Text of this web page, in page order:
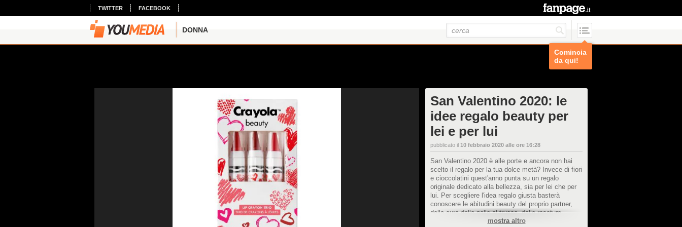
TWITTER FACEBOOK
DONNA
Comincia
da qui!
San Valentino 2020: le
idee regalo beauty per
lei e per lui
pubblicato il 10 febbraio 2020 alle ore 16:28
San Valentino 2020 è alle porte e ancora non hai
scelto il regalo per la tua dolce metà? Invece di fiori
e cioccolatini quest'anno punta su un regalo
originale dedicato alla bellezza, sia per lei che per
lui. Per scegliere l'idea regalo giusta basterà
conoscere le abitudini beauty del proprio partner,
dalla cura della pelle al trucco, dalla rasatura
all'idratazione. I regali beauty per San Valentino
mostra altro